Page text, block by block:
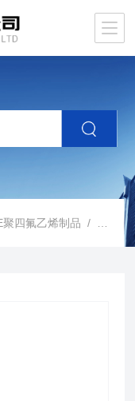
聚四氟乙烯制品 / 聚四